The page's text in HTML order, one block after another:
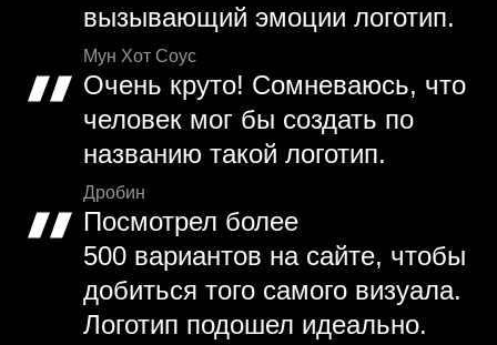
вызывающий эмоции логотип.
Мун Хот Соус
Очень круто! Сомневаюсь, что
человек мог бы создать по
названию такой логотип.
Дробин
Посмотрел более
500 вариантов на сайте, чтобы
добиться того самого визуала.
Логотип подошел идеально.